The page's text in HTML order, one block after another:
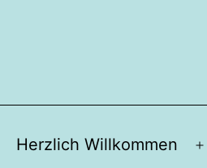
Herzlich Willkommen